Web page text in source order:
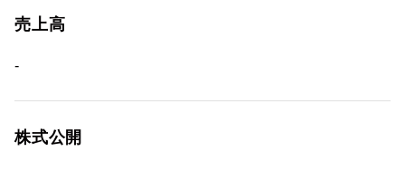
売上高
-
株式公開